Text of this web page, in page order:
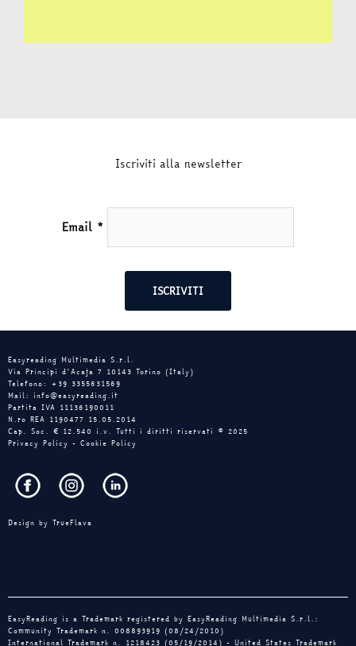
Iscriviti alla newsletter
Email *
Easyreading Multimedia S.r.l.
Via Principi d’Acaja 7 10143 Torino (Italy)
Telefono: +39 3355631569
Mail: info@easyreading.it
Partita IVA 11136190011
N.ro REA 1190477 15.05.2014
Cap. Soc. € 12.540 i.v. Tutti i diritti riservati © 2025
Privacy Policy - Cookie Policy
Design by TrueFlava
EasyReading is a Trademark registered by EasyReading Multimedia S.r.l.:
Community Trademark n. 008893919 (08/24/2010)
International Trademark n. 1218423 (05/19/2014) - United States Trademark